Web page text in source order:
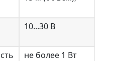
10...30 В
не более 1 Вт